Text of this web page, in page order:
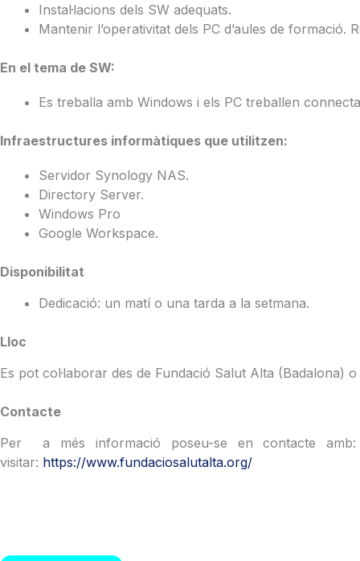
Instal·lacions dels SW adequats.
Mantenir l’operativitat dels PC d’aules de formació.
En el tema de SW:
Es treballa amb Windows i els PC treballen
Infraestructures informàtiques que utilitzen:
Servidor Synology NAS.
Directory Server.
Windows Pro
Google Workspace.
Disponibilitat
Dedicació: un matí o una tarda a la setmana.
Lloc
Es pot col·laborar des de Fundació Salut Alta (Badalona)
Contacte
Per a més informació poseu-se en contacte
visitar: https://www.fundaciosalutalta.org/